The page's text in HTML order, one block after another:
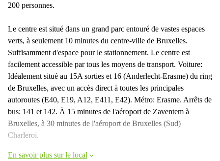
200 personnes.
Le centre est situé dans un grand parc entouré de vastes espaces
verts, à seulement 10 minutes du centre-ville de Bruxelles.
Suffisamment d'espace pour le stationnement. Le centre est
facilement accessible par tous les moyens de transport. Voiture:
Idéalement situé au 15A sorties et 16 (Anderlecht-Erasme) du ring
de Bruxelles, avec un accès direct à toutes les principales
autoroutes (E40, E19, A12, E411, E42). Métro: Erasme. Arrêts de
bus: 141 et 142. À 15 minutes de l'aéroport de Zaventem à
Bruxelles, à 30 minutes de l'aéroport de Bruxelles (Sud)
Charleroi.
En savoir plus sur le local